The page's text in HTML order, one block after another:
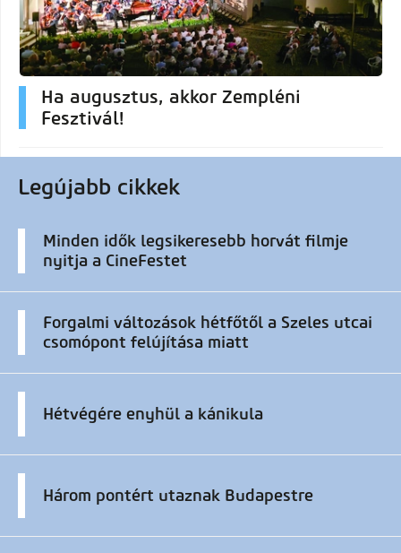
Ha augusztus, akkor Zempléni
Fesztivál!
Legújabb cikkek
Minden idők legsikeresebb horvát filmje
nyitja a CineFestet
Forgalmi változások hétfőtől a Szeles utcai
csomópont felújítása miatt
Hétvégére enyhül a kánikula
Három pontért utaznak Budapestre